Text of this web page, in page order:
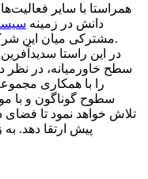
همراستا با سایر
دانش در زمینه
مشترکی میان اینایجاد گردیده است.
در این راستا
سطح خاورمیانه، در نظر
را با همکاری
سطوح گوناگون و با
تلاش خواهد نمود تا
پیش ارتقا دهد. به